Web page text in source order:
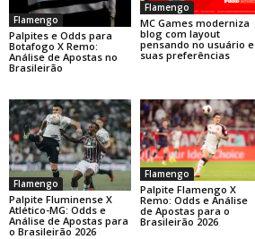
Flamengo
Palpites e Odds para
Botafogo X Remo:
Análise de Apostas no
Brasileirão
Flamengo
MC Games moderniza
blog com layout
pensando no usuário e
suas preferências
Flamengo
Palpite Fluminense X
Atlético-MG: Odds e
Análise de Apostas para
o Brasileirão 2026
Flamengo
Palpite Flamengo X
Remo: Odds e Análise
de Apostas para o
Brasileirão 2026